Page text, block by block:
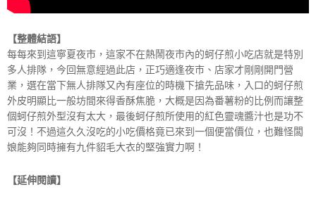
【整體結語】
每每來到這寧夏夜市，這家不在熱鬧夜市內的蚵仔煎小吃店就是特別
多人排隊，今回無意經過此店，正巧適逢夜市、店家才剛剛開門營
業，選在當下無人排隊又內有座位的時機下搶先品味，入口的蚵仔煎
外皮明顯比一般坊間來得香酥焦脆，大概是因為番薯粉的比例而讓整
個蚵仔煎外型沒有太大，最後蚵仔煎所使用的紅色靈魂醬汁也是功不
可沒！不過這久久沒吃的小吃價格竟已來到一個便當價位，也難怪闆
娘能夠同時擁有九件貂毛大衣的堅強實力啊！
【延伸閱讀】